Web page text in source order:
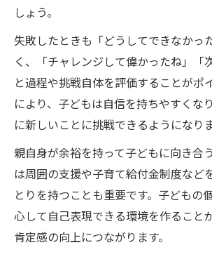
しょう。
失敗したときも「どうしてできなかっ
く、「チャレンジして偉かったね」「
と過程や挑戦自体を評価することがポ
により、子どもは自信を持ちやすくな
に新しいことに挑戦できるようになりま
親自身が余裕を持って子どもに向き合
は周囲の支援や子育て給付金制度など
とりを持つことも重要です。子どもの
心して自己表現できる環境を作ること
肯定感の向上につながります。